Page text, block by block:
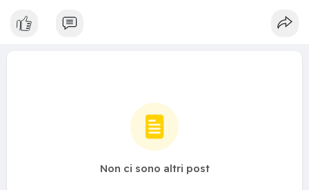
Non ci sono altri post